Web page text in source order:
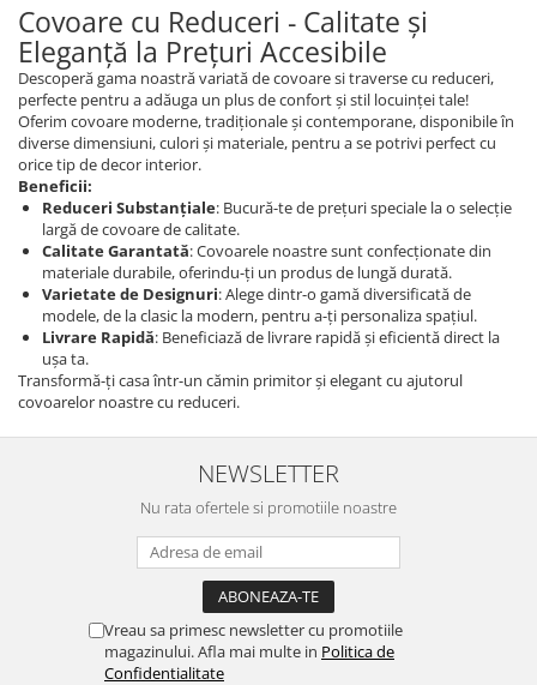
Covoare cu Reduceri - Calitate și
Eleganță la Prețuri Accesibile
Descoperă gama noastră variată de covoare si traverse cu reduceri,
perfecte pentru a adăuga un plus de confort și stil locuinței tale!
Oferim covoare moderne, tradiționale și contemporane, disponibile în
diverse dimensiuni, culori și materiale, pentru a se potrivi perfect cu
orice tip de decor interior.
Beneficii:
Reduceri Substanțiale: Bucură-te de prețuri speciale la o selecție
largă de covoare de calitate.
Calitate Garantată: Covoarele noastre sunt confecționate din
materiale durabile, oferindu-ți un produs de lungă durată.
Varietate de Designuri: Alege dintr-o gamă diversificată de
modele, de la clasic la modern, pentru a-ți personaliza spațiul.
Livrare Rapidă: Beneficiază de livrare rapidă și eficientă direct la
ușa ta.
Transformă-ți casa într-un cămin primitor și elegant cu ajutorul
covoarelor noastre cu reduceri.
NEWSLETTER
Nu rata ofertele si promotiile noastre
Vreau sa primesc newsletter cu promotiile
magazinului. Afla mai multe in Politica de
Confidentialitate